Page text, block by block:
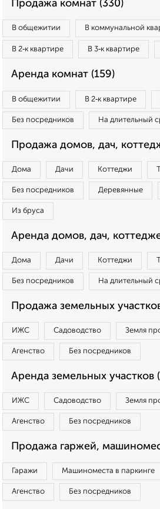
Продажа комнат (330)
В общежитии В коммунальной
В 2‑к квартире В 3‑к квартире
Аренда комнат (159)
В общежитии В 2‑к квартире
Без посредников На длительный
Продажа домов, дач,
Дома Дачи Коттеджи
Без посредников Деревянные
Из бруса
Аренда домов, дач,
Дома Дачи Коттеджи
Без посредников На длительный
Продажа земельных
ИЖС Садоводство Земля
Агенство Без посредников
Аренда земельных участков
ИЖС Садоводство Земля
Агенство Без посредников
Продажа гаржей,
Гаражи Машиноместа в паркинге
Агенство Без посредников